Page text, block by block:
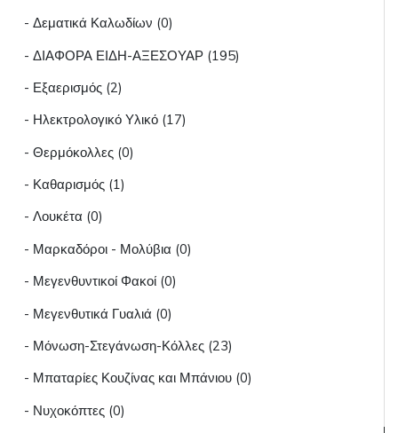
- Δεματικά Καλωδίων (0)
- ΔΙΑΦΟΡΑ ΕΙΔΗ-ΑΞΕΣΟΥΑΡ (195)
- Εξαερισμός (2)
- Ηλεκτρολογικό Υλικό (17)
- Θερμόκολλες (0)
- Καθαρισμός (1)
- Λουκέτα (0)
- Μαρκαδόροι - Μολύβια (0)
- Μεγενθυντικοί Φακοί (0)
- Μεγενθυτικά Γυαλιά (0)
- Μόνωση-Στεγάνωση-Κόλλες (23)
- Μπαταρίες Κουζίνας και Μπάνιου (0)
- Νυχοκόπτες (0)